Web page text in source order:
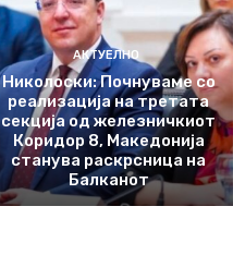
АКТУЕЛНО
Николоски: Почнуваме со
реализација на третата
секција од железничкиот
Коридор 8, Македонија
станува раскрсница на
Балканот